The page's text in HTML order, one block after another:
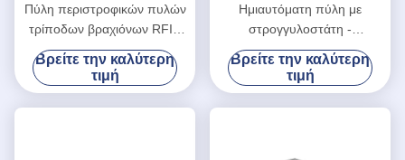
Πύλη περιστροφικών πυλών
τρίποδων βραχιόνων RFID
τρία, κάθετη περιστροφική
πύλη τρίποδων για το
σχολείο
Βρείτε την καλύτερη
τιμή
Ημιαυτόματη πύλη με
στρογγυλοστάτη -
ενσωματωμένη με σύστημα
ελέγχου πρόσβασης
ασφαλείας
Βρείτε την καλύτερη
τιμή